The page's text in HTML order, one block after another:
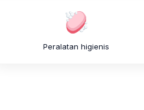
Peralatan higienis